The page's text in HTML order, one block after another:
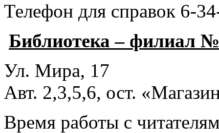
Телефон для справок 6-
Библиотека – филиал
Ул. Мира, 17
Авт. 2,3,5,6, ост.
Время работы с